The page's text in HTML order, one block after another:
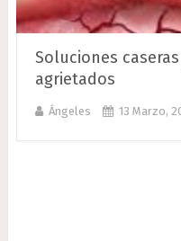
Soluciones
agrietados
Ángeles 13 Marzo,